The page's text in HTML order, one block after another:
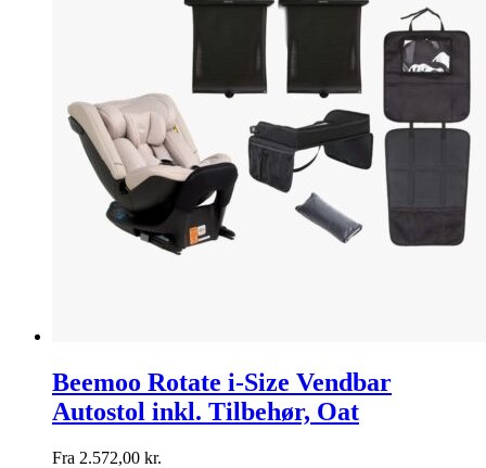
Beemoo Rotate i-Size Vendbar
Autostol inkl. Tilbehør, Oat
Fra 2.572,00 kr.